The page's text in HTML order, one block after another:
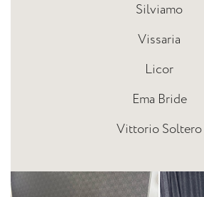
Silviamo
Vissaria
Licor
Ema Bride
Vittorio Soltero